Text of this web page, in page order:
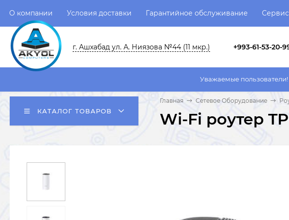
О компании Условия доставки Гарантийное обслуживание
г. Ашхабад ул. А. Ниязова №44 (11 мкр.) +993-61-53-20-
Уважаемые пользователи! Система
КАТАЛОГ ТОВАРОВ
Главная Сетевое Оборудование
Wi-Fi роутер